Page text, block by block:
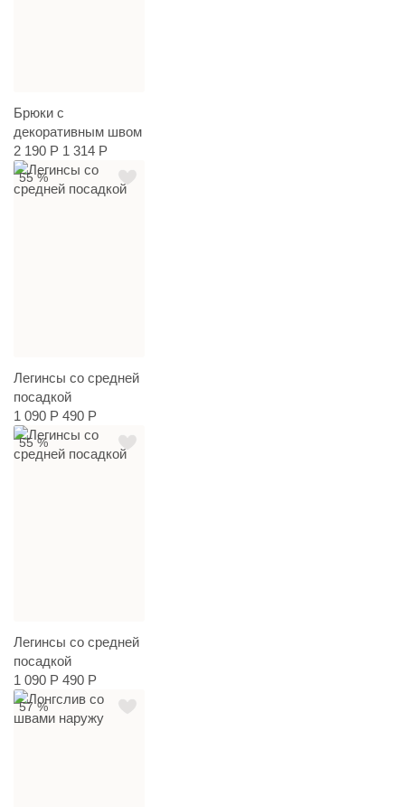
Брюки с
декоративным швом
2 190 Р 1 314 Р
55 %
Легинсы со средней
посадкой
1 090 Р 490 Р
55 %
Легинсы со средней
посадкой
1 090 Р 490 Р
57 %